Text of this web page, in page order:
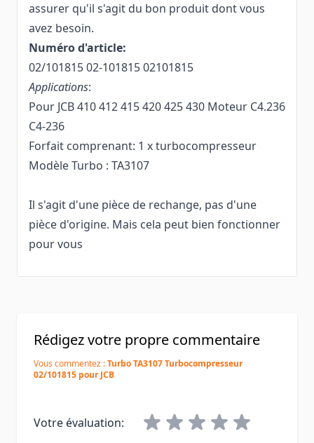
assurer qu'il s'agit du bon produit dont vous
avez besoin.
Numéro d'article:
02/101815 02-101815 02101815
Applications:
Pour JCB 410 412 415 420 425 430 Moteur C4.236
C4-236
Forfait comprenant: 1 x turbocompresseur
Modèle Turbo : TA3107
Il s'agit d'une pièce de rechange, pas d'une
pièce d'origine. Mais cela peut bien fonctionner
pour vous
Rédigez votre propre commentaire
Vous commentez :Turbo TA3107 Turbocompresseur
02/101815 pour JCB
Votre évaluation: